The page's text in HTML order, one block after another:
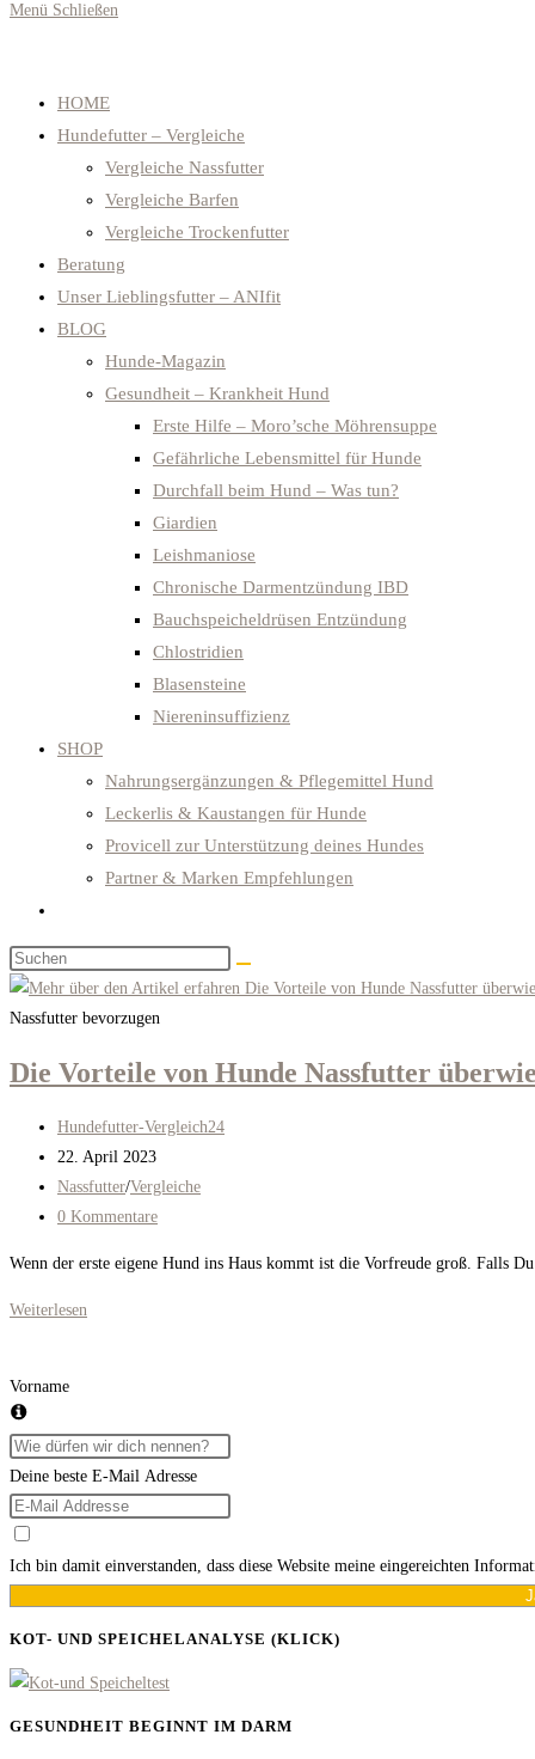
panel.
Menü Schließen
HOME
Hundefutter – Vergleiche
Vergleiche Nassfutter
Vergleiche Barfen
Vergleiche Trockenfutter
Beratung
Unser Lieblingsfutter – ANIfit
BLOG
Hunde-Magazin
Gesundheit – Krankheit Hund
Erste Hilfe – Moro’sche Möhrensuppe
Gefährliche Lebensmittel für Hunde
Durchfall beim Hund – Was tun?
Giardien
Leishmaniose
Chronische Darmentzündung IBD
Bauchspeicheldrüsen Entzündung
Chlostridien
Blasensteine
Niereninsuffizienz
SHOP
Nahrungsergänzungen & Pflegemittel Hund
Leckerlis & Kaustangen für Hunde
Provicell zur Unterstützung deines Hundes
Partner & Marken Empfehlungen
umschalten
Diese
Website
durchsuchen
Nassfutter bevorzugen
Die Vorteile von Hunde Nassfutter
Beitrags-
Autor:
Hundefutter-Vergleich24
Beitrag
veröffentlicht:
22. April 2023
Beitrags-
Kategorie:
Nassfutter/Vergleiche
Beitrags-
0 Kommentare
Wenn der erste eigene Hund ins Haus kommt ist die Vorfreude groß. Falls
Weiterlesen
überwiegen!
Vorname
Deine beste E-Mail Adresse
Ich bin damit einverstanden, dass diese Website meine eingereichten
KOT- UND SPEICHELANALYSE (KLICK)
GESUNDHEIT BEGINNT IM DARM